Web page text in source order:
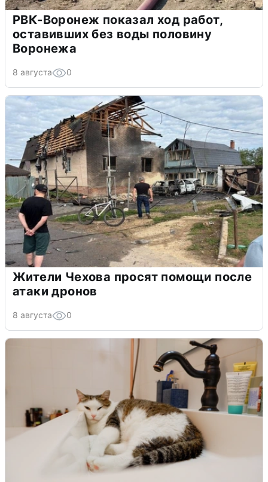
РВК-Воронеж показал ход работ,
оставивших без воды половину
Воронежа
8 августа 0
Жители Чехова просят помощи после
атаки дронов
8 августа 0